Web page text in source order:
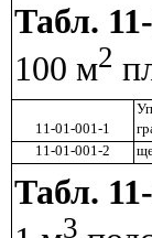
Табл.
100 м2
11-01-001-1
11-01-001-2
Табл.
3